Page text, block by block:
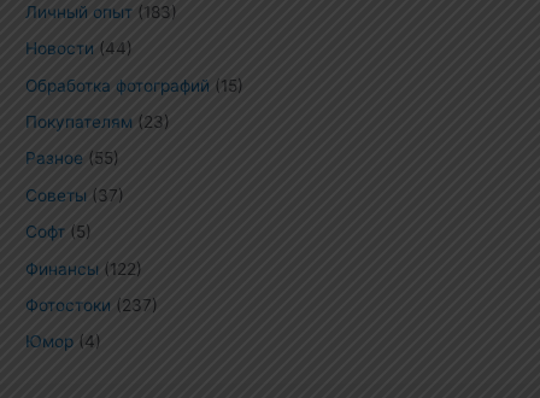
Личный опыт (183)
Новости (44)
Обработка фотографий (15)
Покупателям (23)
Разное (55)
Советы (37)
Софт (5)
Финансы (122)
Фотостоки (237)
Юмор (4)